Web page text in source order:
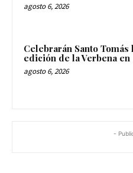
agosto 6, 2026
Celebrarán Santo Tomás
edición de la Verbena en
agosto 6, 2026
-